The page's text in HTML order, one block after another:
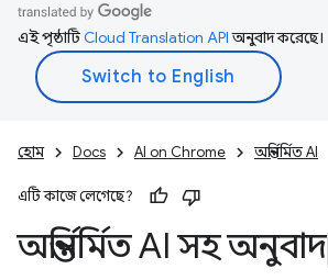
এই পৃষ্ঠাটিCloud Translation APIঅনুবাদ করেছে।
হোম Docs AI on Chrome অন্তর্নির্মিত AI
এটি কাজে লেগেছে?
অন্তর্নির্মিত AI সহ অনুবাদ